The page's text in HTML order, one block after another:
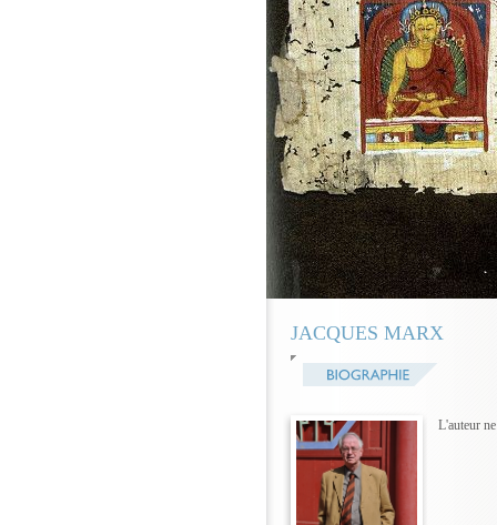
JACQUES MARX
L'auteur